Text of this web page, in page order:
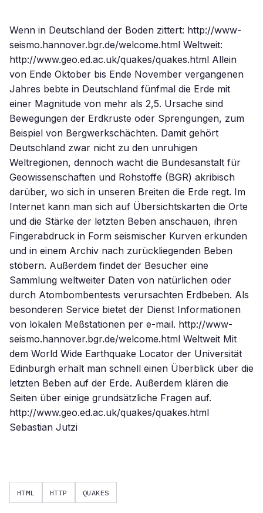
Wenn in Deutschland der Boden zittert: http://www-
seismo.hannover.bgr.de/welcome.html Weltweit:
http://www.geo.ed.ac.uk/quakes/quakes.html Allein
von Ende Oktober bis Ende November vergangenen
Jahres bebte in Deutschland fünfmal die Erde mit
einer Magnitude von mehr als 2,5. Ursache sind
Bewegungen der Erdkruste oder Sprengungen, zum
Beispiel von Bergwerkschächten. Damit gehört
Deutschland zwar nicht zu den unruhigen
Weltregionen, dennoch wacht die Bundesanstalt für
Geowissenschaften und Rohstoffe (BGR) akribisch
darüber, wo sich in unseren Breiten die Erde regt. Im
Internet kann man sich auf Übersichtskarten die Orte
und die Stärke der letzten Beben anschauen, ihren
Fingerabdruck in Form seismischer Kurven erkunden
und in einem Archiv nach zurückliegenden Beben
stöbern. Außerdem findet der Besucher eine
Sammlung weltweiter Daten von natürlichen oder
durch Atombombentests verursachten Erdbeben. Als
besonderen Service bietet der Dienst Informationen
von lokalen Meßstationen per e-mail. http://www-
seismo.hannover.bgr.de/welcome.html Weltweit Mit
dem World Wide Earthquake Locator der Universität
Edinburgh erhält man schnell einen Überblick über die
letzten Beben auf der Erde. Außerdem klären die
Seiten über einige grundsätzliche Fragen auf.
http://www.geo.ed.ac.uk/quakes/quakes.html
Sebastian Jutzi
HTML HTTP QUAKES